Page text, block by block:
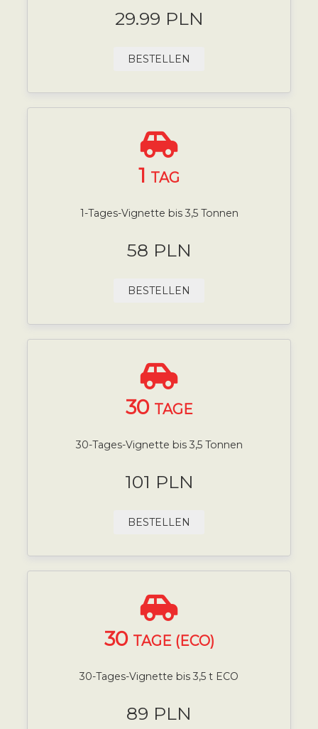
29.99 PLN
BESTELLEN
1 TAG
1-Tages-Vignette bis 3,5 Tonnen
58 PLN
BESTELLEN
30 TAGE
30-Tages-Vignette bis 3,5 Tonnen
101 PLN
BESTELLEN
30 TAGE (ECO)
30-Tages-Vignette bis 3,5 t ECO
89 PLN